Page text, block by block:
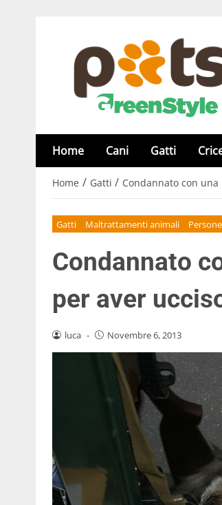
Home Cani Gatti
Home / Gatti / Condannato con
Gatti Maltrattamenti animali Persone
Condannato
per aver
luca - Novembre 6, 2013